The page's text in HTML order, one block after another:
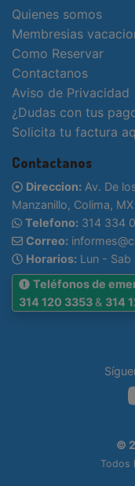
Quienes somos
Membresias
Como Reservar
Contactanos
Aviso de Privacidad
¿Dudas con tus
Solicita tu factura
Contactanos
Direccion: Av. De
Manzanillo, Colima, MX
Telefono: 314 334
Correo:
Horarios: Lun -
Teléfonos de
314 120 3353 & 314
©
Todos